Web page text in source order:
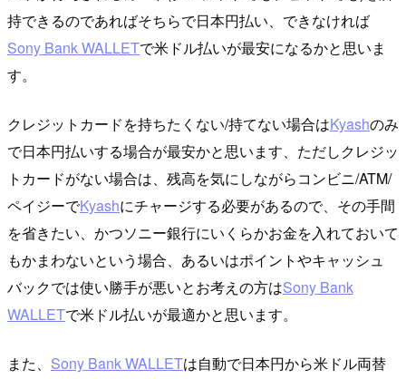
持できるのであればそちらで日本円払い、できなければ
Sony Bank WALLETで米ドル払いが最安になるかと思いま
す。
クレジットカードを持ちたくない/持てない場合はKyashのみ
で日本円払いする場合が最安かと思います、ただしクレジッ
トカードがない場合は、残高を気にしながらコンビニ/ATM/
ペイジーでKyashにチャージする必要があるので、その手間
を省きたい、かつソニー銀行にいくらかお金を入れておいて
もかまわないという場合、あるいはポイントやキャッシュ
バックでは使い勝手が悪いとお考えの方はSony Bank
WALLETで米ドル払いが最適かと思います。
また、 Sony Bank WALLETは自動で日本円から米ドル両替